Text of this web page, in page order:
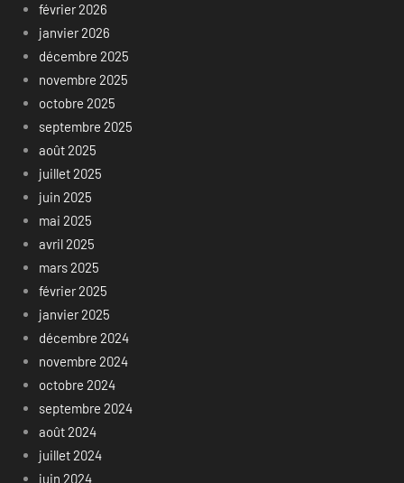
février 2026
janvier 2026
décembre 2025
novembre 2025
octobre 2025
septembre 2025
août 2025
juillet 2025
juin 2025
mai 2025
avril 2025
mars 2025
février 2025
janvier 2025
décembre 2024
novembre 2024
octobre 2024
septembre 2024
août 2024
juillet 2024
juin 2024